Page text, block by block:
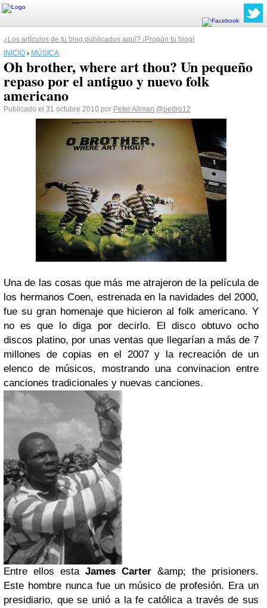
¿Los artículos de tu blog publicados aquí? ¡Propón tu blog!
INICIO › MÚSICA
Oh brother, where art thou? Un pequeño
repaso por el antiguo y nuevo folk
americano
Publicado el 31 octubre 2010 por Peter Allman @pedro12
Una de las cosas que más me atrajeron de la película de
los hermanos Coen, estrenada en la navidades del 2000,
fue su gran homenaje que hicieron al folk americano. Y
no es que lo diga por decirlo. El disco obtuvo ocho
discos platino, por unas ventas que llegarían a más de 7
millones de copias en el 2007 y la recreación de un
elenco de músicos, mostrando una convinacion entre
canciones tradicionales y nuevas canciones.
Entre ellos esta James Carter &amp; the prisioners.
Este hombre nunca fue un músico de profesión. Era un
presidiario, que se unió a la fe católica a través de sus